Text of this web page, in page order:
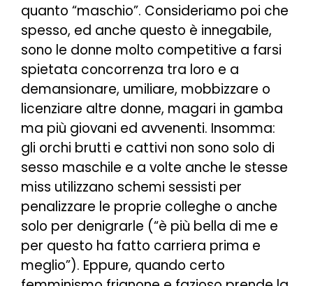
quanto “maschio”. Consideriamo poi che
spesso, ed anche questo è innegabile,
sono le donne molto competitive a farsi
spietata concorrenza tra loro e a
demansionare, umiliare, mobbizzare o
licenziare altre donne, magari in gamba
ma più giovani ed avvenenti. Insomma:
gli orchi brutti e cattivi non sono solo di
sesso maschile e a volte anche le stesse
miss utilizzano schemi sessisti per
penalizzare le proprie colleghe o anche
solo per denigrarle (“è più bella di me e
per questo ha fatto carriera prima e
meglio”). Eppure, quando certo